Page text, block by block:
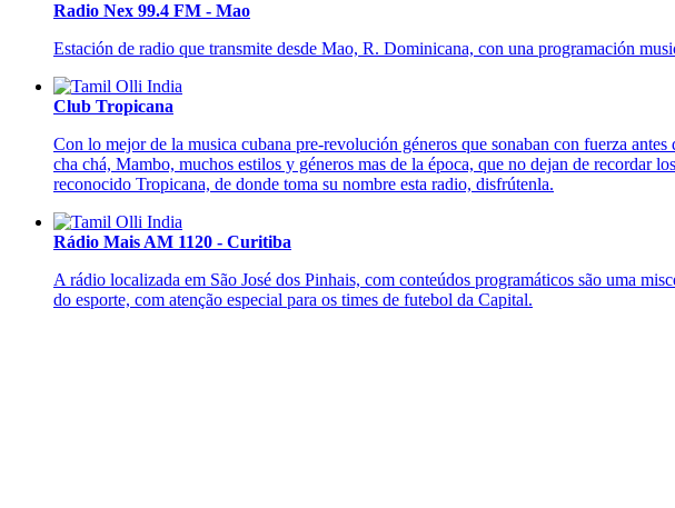
Radio Nex 99.4 FM - Mao
Estación de radio que transmite desde Mao, R. Dominicana, con una programación
Club Tropicana
Con lo mejor de la musica cubana pre-revolución géneros que sonaban con fuerza
cha chá, Mambo, muchos estilos y géneros mas de la época, que no dejan de recordar
reconocido Tropicana, de donde toma su nombre esta radio, disfrútenla.
Rádio Mais AM 1120 - Curitiba
A rádio localizada em São José dos Pinhais, com conteúdos programáticos são uma
do esporte, com atenção especial para os times de futebol da Capital.